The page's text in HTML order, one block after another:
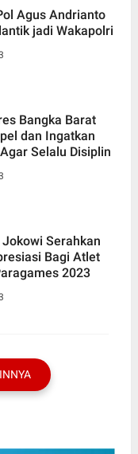
Agus Andrianto
jadi Wakapolri
Bangka Barat
Selalu Disiplin
Serahkan
Bagi Atlet
2023